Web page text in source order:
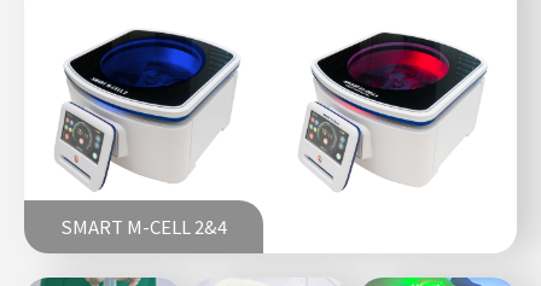
SMART M-CELL 2&4